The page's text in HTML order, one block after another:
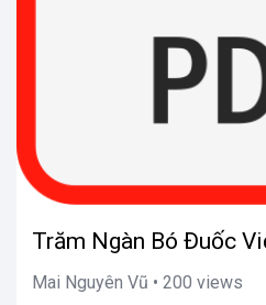
Trăm Ngàn Bó Đuốc
Mai Nguyên Vũ • 200 views